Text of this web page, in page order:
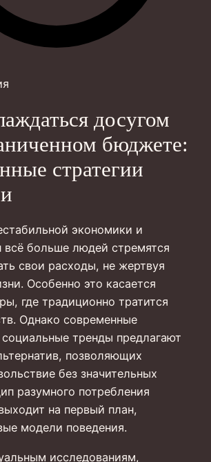
досугом
бюджете:
стратегии
экономики и
всё больше людей стремятся
свои расходы, не жертвуя
Особенно это касается
где традиционно тратится
Однако современные
тренды предлагают
позволяющих
без значительных
разумного потребления
на первый план,
модели поведения.
исследованиям,